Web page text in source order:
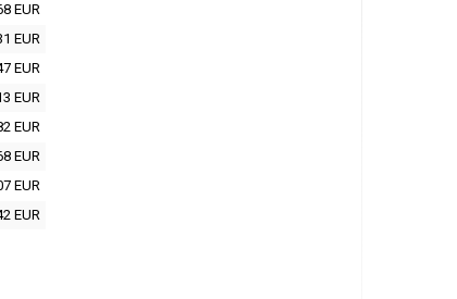
EUR
EUR
EUR
EUR
EUR
EUR
EUR
EUR